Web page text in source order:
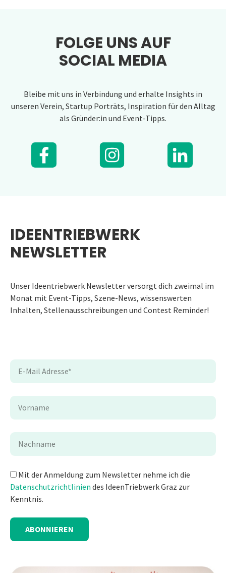
FOLGE UNS AUF
SOCIAL MEDIA
Bleibe mit uns in Verbindung und erhalte Insights in
unseren Verein, Startup Porträts, Inspiration für den Alltag
als Gründer:in und Event-Tipps.
IDEENTRIEBWERK
NEWSLETTER
Unser Ideentriebwerk Newsletter versorgt dich zweimal im
Monat mit Event-Tipps, Szene-News, wissenswerten
Inhalten, Stellenausschreibungen und Contest Reminder!
Mit der Anmeldung zum Newsletter nehme ich die
Datenschutzrichtlinien des IdeenTriebwerk Graz zur
Kenntnis.
ABONNIEREN